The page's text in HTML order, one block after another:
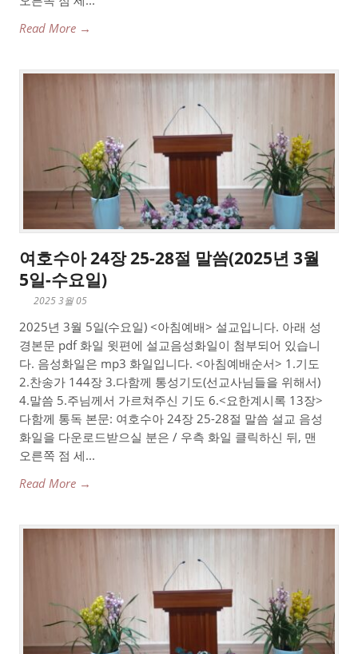
Read More →
여호수아 24장 25-28절 말씀(2025년 3월
5일-수요일)
2025 3월 05
2025년 3월 5일(수요일) <아침예배> 설교입니다. 아래 성
경본문 pdf 화일 윗편에 설교음성화일이 첨부되어 있습니
다. 음성화일은 mp3 화일입니다. <아침예배순서> 1.기도
2.찬송가 144장 3.다함께 통성기도(선교사님들을 위해서)
4.말씀 5.주님께서 가르쳐주신 기도 6.<요한계시록 13장>
다함께 통독 본문: 여호수아 24장 25-28절 말씀 설교 음성
화일을 다운로드받으실 분은 / 우측 화일 클릭하신 뒤, 맨
오른쪽 점 세...
Read More →